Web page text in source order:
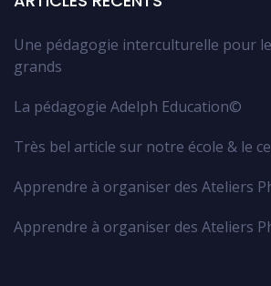
Une pédagogie interculturelle pour
grands
La pédagogie Adelph Education©
Très bel article sur notre école & le
Apprendre à organiser des Ateliers
Apprendre à organiser des Ateliers